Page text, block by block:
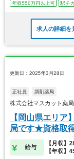
年収550万円以上可 駅チカ
求人の詳細を
更新日：2025年3月28日
正社員 調剤薬局
株式会社マスカット薬
【岡山県エリア
局です★資格取
給与
【月収】
【年収】